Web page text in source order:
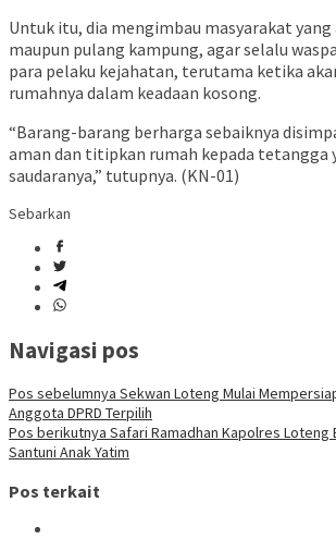
Untuk itu, dia mengimbau masyarakat
maupun pulang kampung, agar selalu
para pelaku kejahatan, terutama ketika
rumahnya dalam keadaan kosong.
“Barang-barang berharga sebaiknya
aman dan titipkan rumah kepada tetangga
saudaranya,” tutupnya. (KN-01)
Sebarkan
Navigasi pos
Pos sebelumnya Sekwan Loteng Mulai
Anggota DPRD Terpilih
Pos berikutnya Safari Ramadhan Kapolres Loteng
Santuni Anak Yatim
Pos terkait